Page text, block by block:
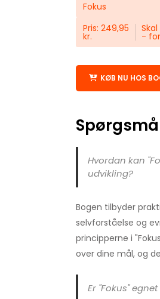
Fokus
Pris: 249,95
kr. -
KØB NU HOS
Hvordan kan
udvikling?
Bogen tilbyder
selvforståelse og
principperne i
over dine mål, og
Er "Fokus"